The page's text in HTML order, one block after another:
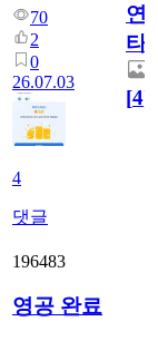
70
2
0
26.07.03
4
댓글
연
타
[4]
196483
영공 완료